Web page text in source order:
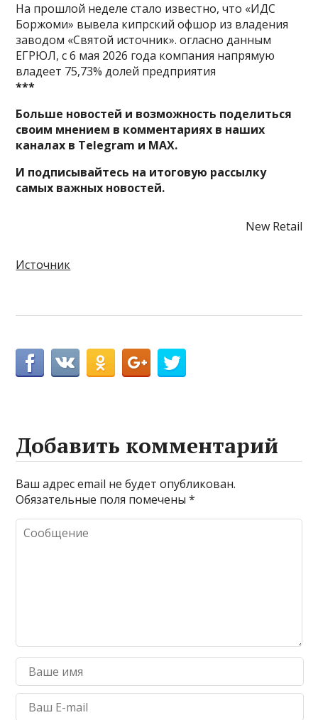
На прошлой неделе стало известно, что «ИДС
Боржоми» вывела кипрский офшор из владения
заводом «Святой источник». огласно данным
ЕГРЮЛ, с 6 мая 2026 года компания напрямую
владеет 75,73% долей предприятия
***
Больше новостей и возможность поделиться
своим мнением в комментариях в наших
каналах в Telegram и MAX.
И подписывайтесь на итоговую рассылку
самых важных новостей.
New Retail
Источник
Добавить комментарий
Ваш адрес email не будет опубликован.
Обязательные поля помечены*